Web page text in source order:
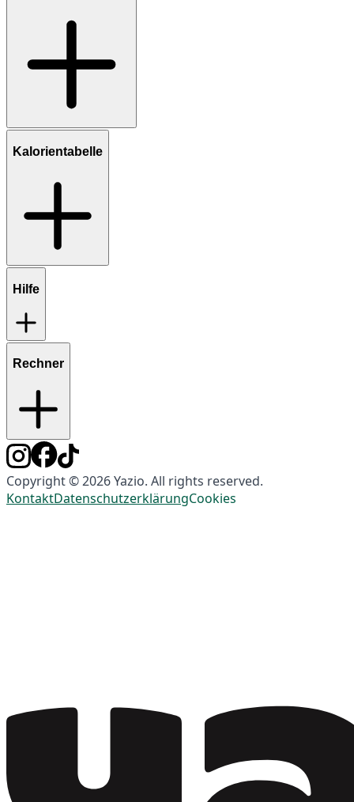
Kalorientabelle
Hilfe
Rechner
Copyright © 2026 Yazio. All rights reserved.
KontaktDatenschutzerklärungCookies